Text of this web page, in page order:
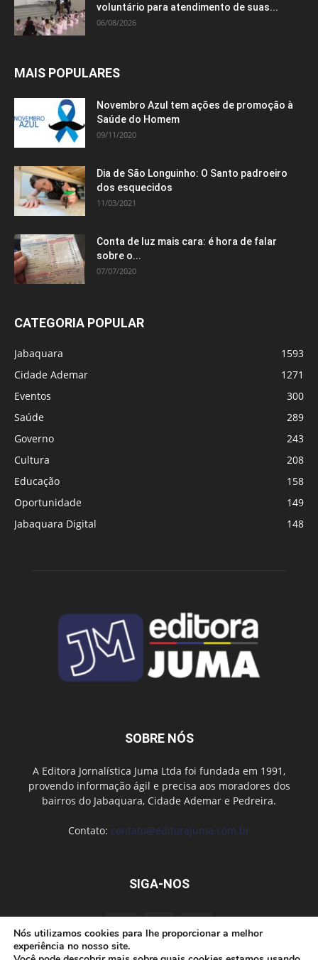
voluntário para atendimento de suas...
06/08/2026
MAIS POPULARES
Novembro Azul tem ações de promoção à
Saúde do Homem
09/11/2020
Dia de São Longuinho: O Santo padroeiro
dos esquecidos
11/03/2021
Conta de luz mais cara: é hora de falar
sobre o...
07/07/2020
CATEGORIA POPULAR
Jabaquara
1593
Cidade Ademar
1271
Eventos
300
Saúde
289
Governo
243
Cultura
208
Educação
158
Oportunidade
149
Jabaquara Digital
148
SOBRE NÓS
A Editora Jornalística Juma Ltda foi fundada em 1991,
provendo informação ágil e precisa aos moradores dos
bairros do Jabaquara, Cidade Ademar e Pedreira.
Contato: contato@editorajuma.com.br
SIGA-NOS
Nós utilizamos cookies para lhe proporcionar a melhor
experiência no nosso site.